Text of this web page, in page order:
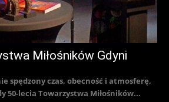
Miłośników Gdyni
spędzony czas, obecność i atmosferę,
50-lecia Towarzystwa Miłośników...